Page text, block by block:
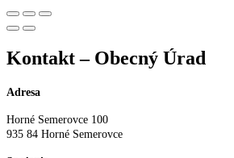
Kontakt – Obecný Úrad
Adresa
Horné Semerovce 100
935 84 Horné Semerovce